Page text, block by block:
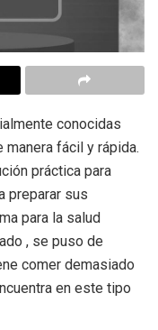
conocidas
fácil y rápida.
práctica para
preparar sus
para la salud
, se puso de
comer demasiado
en este tipo